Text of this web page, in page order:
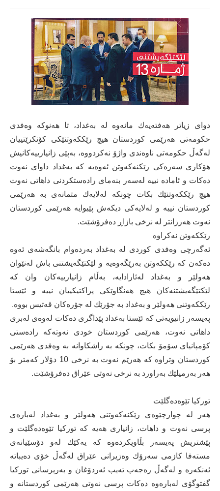
دوای زیاتر هەفتەیەك مانەوە لە بەغداد، تا هەنوكە وەفدی
حكومەتی هەرێمی كوردستان هیچ رێككەوتنێكی كۆنكرێتییان
لەگەڵ حكومەتی ناوەندی واژۆ نەكردووە، بەپێی زانیارییەكانیش
هۆكاری سەرەكی رێكنەكەوتن ئەوەیە كە بەغداد داوای نەوت
دەكات و ئامادە نییە لەسەر بنەمای رادەستكردنی داهاتی نەوت
هیچ رێككەوتنێك بكات چونكە لەلایەك متمانەی بە هەرێمی
كوردستان نییە و لەلایەكی دیكەش پێیوایە هەرێمی كوردستان
نەوت هەرزانتر لە نرخی بازاڕ دەفرۆشێت.
رێككەوتن نەكراوە
ئەگەرچی وەفدی كوردی لە بەغداد بەردەوام بانگەشەی ئەوە
دەكەن كە رێككەوتن بەرێگەوەیە و لێكتێگەیشتنی باش لەنێوان
هەولێر و بەغداد لەئارادایە، بەڵام زانیارییەكان وان كە
لێكتێگەیشتنەكان هیچ هەنگاوێكی پراكتیكییان نییە و ئێستا
رێككەوتنی هەولێر و بەغداد بە جۆرێك لە جۆرەكان قەتیس بووە.
پەیسەر زانیویەتی كە ئێستا بەغداد پێداگری دەكات لەوەی لەبری
داهاتی نەوت، هەرێمی كوردستان خودی نەوتەكە رادەستی
كۆمپانیای سۆمۆ بكات، چونكە بە راشكاوانە بە وەفدی هەرێمی
كوردستان وتراوە كە هەرێم نەوت بە نرخی 10 دۆلار كەمتر بۆ
هەر بەرمیلێك بەراورد بە نرخی نەوتی عێراق دەفرۆشێت.
توركیا تێوەدەگلێت
هەر لە چوارچێوەی رێكنەكەوتنی هەولێر و بەغداد لەبارەی
پرسی نەوت و داهات، زانیاری هەیە كە توركیا تێوەدەگلێت و
پێشتریش پەیسەر بڵاویكردەوە كە یەكێك لەو دۆسێیانەی
مستەفا كازمی سەرۆك وەزیرانی عێراق لەگەڵ خۆی دەیباتە
ئەنكەرە و لەگەڵ رەجەب تەیب ئەردۆغان و بەرپرسانی توركیا
گفتوگۆی لەبارەوە دەكات پرسی نەوتی هەرێمی كوردستانە و